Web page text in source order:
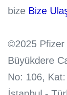
bize Bize
©2025 Pfizer
Büyükdere
No: 106,